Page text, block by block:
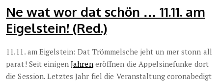
Ne wat wor dat schön … 11.11. am
Eigelstein! (Red.)
11.11. am Eigelstein: Dat Trömmelsche jeht un mer stonn all
parat! Seit einigen Jahreneröffnen die Appelsinefunke dort
die Session. Letztes Jahr fiel die Veranstaltung coronabedigt